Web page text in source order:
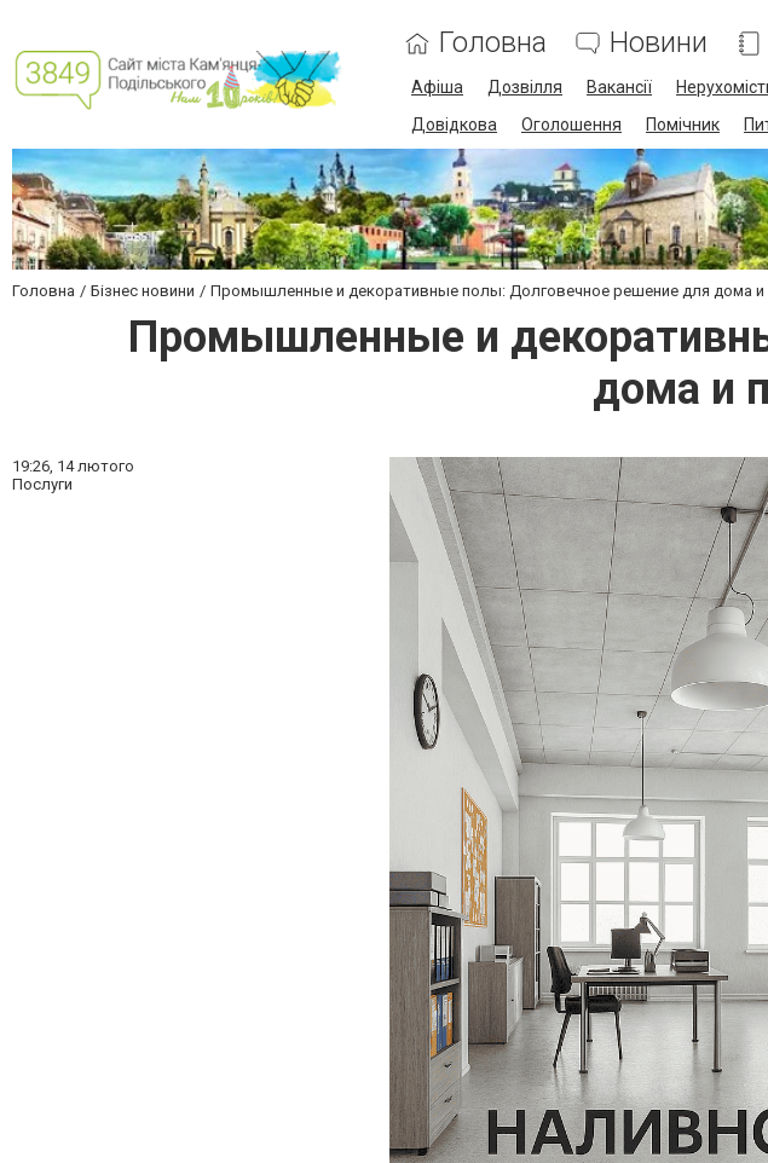
Головна Новини
Афіша Дозвілля Вакансії
Довідкова
Оголошення Помічник
Головна Бізнес новини Промышленные и декоративные полы: Долговечное решение для дома и
Промышленные и
дома и
19:26, 14 лютого
Послуги